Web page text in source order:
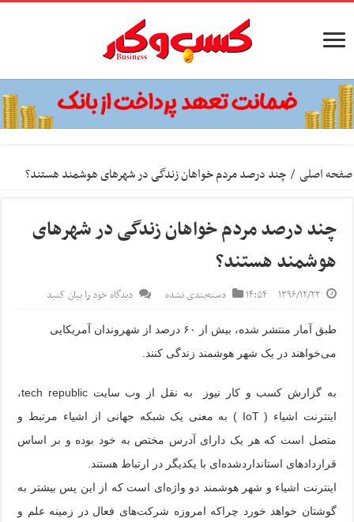
صفحه اصلی / چند درصد مردم خواهان زندگی در شهرهای هوشمند هستند؟
چند درصد مردم خواهان زندگی در شهرهای
هوشمند هستند؟
۱۳۹۶/۱۲/۲۲ ۱۴:۵۴ دسته‌بندی نشده دیدگاه خود را بیان کنید
طبق آمار منتشر شده، بیش از ۶۰ درصد از شهروندان آمریکایی
می‌خواهند در یک شهر هوشمند زندگی کنند.
به گزارش کسب و کار نیوز به نقل از وب سایت tech republic،
اینترنت اشیاء ( IoT ) به معنی یک شبکه جهانی از اشیاء مرتبط و
متصل است که هر یک دارای آدرس مختص به خود بوده و بر اساس
قراردادهای استانداردشده‌ای با یکدیگر در ارتباط هستند.
اینترنت اشیاء و شهر هوشمند دو واژه‌ای است که از این پس بیشتر به
گوشتان خواهد خورد چراکه امروزه شرکت‌های فعال در زمینه علم و